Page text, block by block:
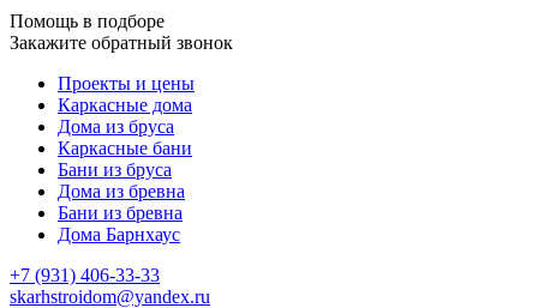
Помощь в подборе
Закажите обратный звонок
Проекты и цены
Каркасные дома
Дома из бруса
Каркасные бани
Бани из бруса
Дома из бревна
Бани из бревна
Дома Барнхаус
+7 (931) 406-33-33
skarhstroidom@yandex.ru